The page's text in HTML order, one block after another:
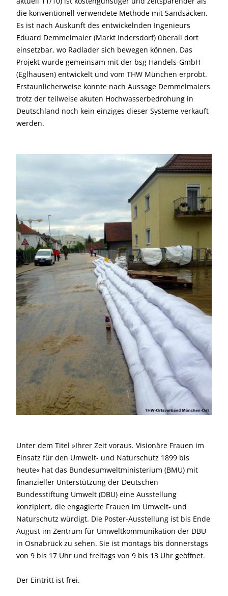
die konventionell verwendete Methode mit Sandsäcken.
Es ist nach Auskunft des entwickelnden Ingenieurs
Eduard Demmelmaier (Markt Indersdorf) überall dort
einsetzbar, wo Radlader sich bewegen können. Das
Projekt wurde gemeinsam mit der bsg Handels-GmbH
(Eglhausen) entwickelt und vom THW München erprobt.
Erstaunlicherweise konnte nach Aussage Demmelmaiers
trotz der teilweise akuten Hochwasserbedrohung in
Deutschland noch kein einziges dieser Systeme verkauft
werden.
Unter dem Titel »Ihrer Zeit voraus. Visionäre Frauen im
Einsatz für den Umwelt- und Naturschutz 1899 bis
heute« hat das Bundesumweltministerium (BMU) mit
finanzieller Unterstützung der Deutschen
Bundesstiftung Umwelt (DBU) eine Ausstellung
konzipiert, die engagierte Frauen im Umwelt- und
Naturschutz würdigt. Die Poster-Ausstellung ist bis Ende
August im Zentrum für Umweltkommunikation der DBU
in Osnabrück zu sehen. Sie ist montags bis donnerstags
von 9 bis 17 Uhr und freitags von 9 bis 13 Uhr geöffnet.
Der Eintritt ist frei.